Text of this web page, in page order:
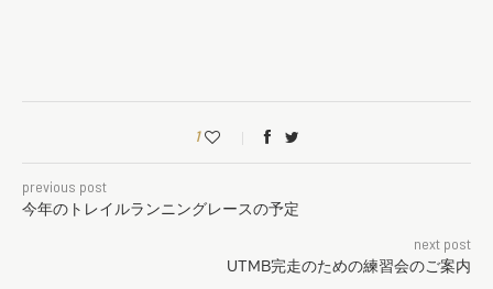
1
previous post
今年のトレイルランニングレースの予定
next post
UTMB完走のための練習会のご案内